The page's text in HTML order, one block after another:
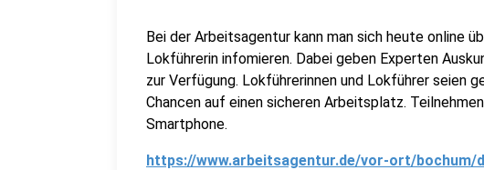
Bei der Arbeitsagentur kann man sich heute online
Lokführerin infomieren. Dabei geben Experten
zur Verfügung. Lokführerinnen und Lokführer seien
Chancen auf einen sicheren Arbeitsplatz.
Smartphone.
https://www.arbeitsagentur.de/vor-ort/bochum/